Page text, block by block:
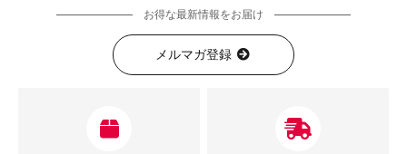
お得な最新情報をお届け
メルマガ登録